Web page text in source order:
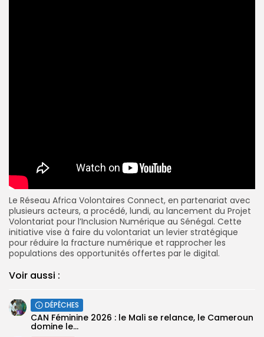
Le Réseau Africa Volontaires Connect, en partenariat avec
plusieurs acteurs, a procédé, lundi, au lancement du Projet
Volontariat pour l’Inclusion Numérique au Sénégal. Cette
initiative vise à faire du volontariat un levier stratégique
pour réduire la fracture numérique et rapprocher les
populations des opportunités offertes par le digital.
Voir aussi :
DÉPÊCHES
‎CAN Féminine 2026 : le Mali se relance, le Cameroun
domine le...